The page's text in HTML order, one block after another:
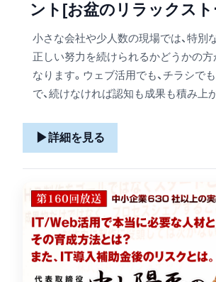
ント[お盆のリラックスト
小さな会社や少人数の現場では、特別
正しい努力を続けられるかどうかの方
なります。ウェブ活用でも、チラシで
で、続けなければ認知も成果も積み上
▶詳細を見る